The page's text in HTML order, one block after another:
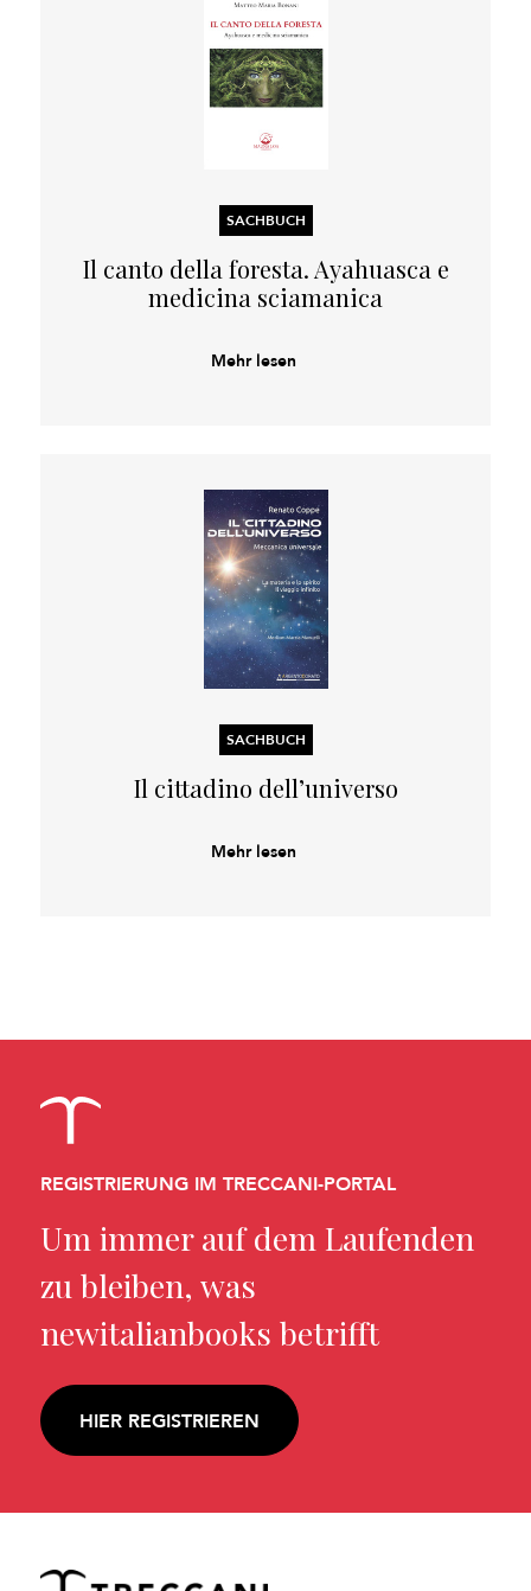
SACHBUCH
Il canto della foresta. Ayahuasca e
medicina sciamanica
Mehr lesen
SACHBUCH
Il cittadino dell’universo
Mehr lesen
REGISTRIERUNG IM TRECCANI-PORTAL
Um immer auf dem Laufenden
zu bleiben, was
newitalianbooks betrifft
HIER REGISTRIEREN